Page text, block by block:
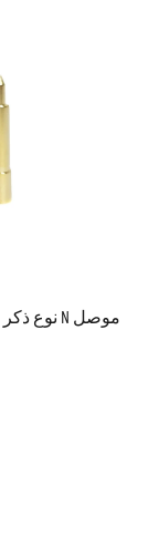
موصل N نوع ذكر خطي RF مع دبوس لحام بدون لحام WTR400 Rg8